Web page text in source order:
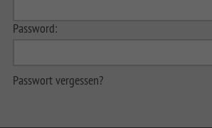
Password:
Passwort vergessen?